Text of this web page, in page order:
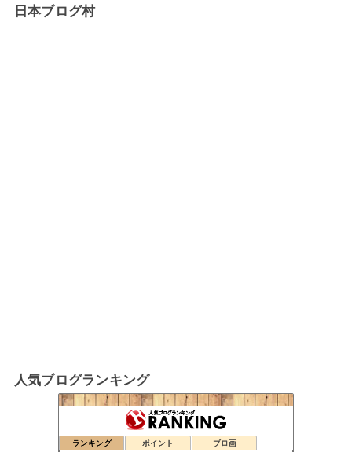
日本ブログ村
人気ブログランキング
ランキング ポイント ブロ画
nancyのひとりごと
machoのブログ
リュウちゃんの気楽に気ままに一人暮らし